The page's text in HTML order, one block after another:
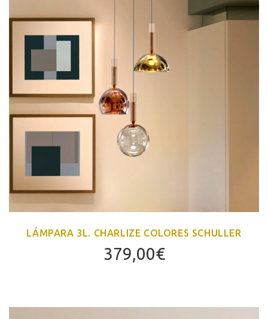
LÁMPARA 3L. CHARLIZE COLORES SCHULLER
379,00€